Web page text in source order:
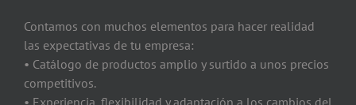
Contamos con muchos elementos para hacer realidad
las expectativas de tu empresa:
• Catálogo de productos amplio y surtido a unos precios
competitivos.
• Experiencia, flexibilidad y adaptación a los cambios del